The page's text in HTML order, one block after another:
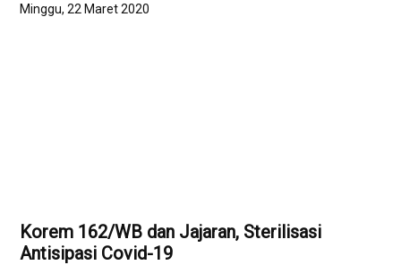
Minggu, 22 Maret 2020
Korem 162/WB dan Jajaran, Sterilisasi
Antisipasi Covid-19